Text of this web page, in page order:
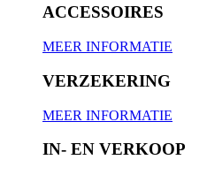
ACCESSOIRES
MEER INFORMATIE
VERZEKERING
MEER INFORMATIE
IN- EN VERKOOP